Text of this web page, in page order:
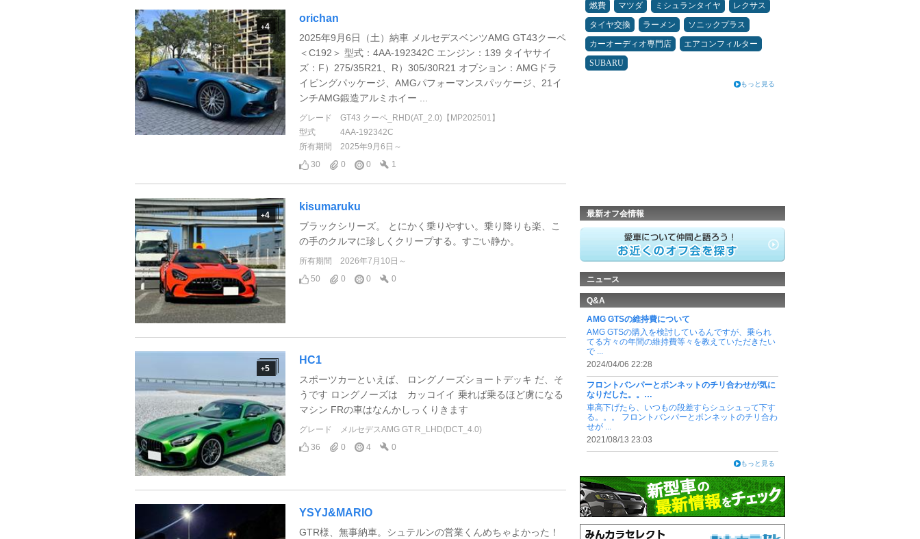
+4
orichan
2025年9月6日（土）納車 メルセデスベンツAMG GT43クーペ
＜C192＞ 型式：4AA-192342C エンジン：139 タイヤサイ
ズ：F）275/35R21、R）305/30R21 オプション：AMGドラ
イビングパッケージ、AMGパフォーマンスパッケージ、21イ
ンチAMG鍛造アルミホイー ...
グレード
GT43 クーペ_RHD(AT_2.0)【MP202501】
型式
4AA-192342C
所有期間
2025年9月6日～
30
0 0 1
+4
kisumaruku
ブラックシリーズ。 とにかく乗りやすい。乗り降りも楽、こ
の手のクルマに珍しくクリープする。すごい静か。
所有期間
2026年7月10日～
50
0 0 0
+5
HC1
スポーツカーといえば、 ロングノーズショートデッキ だ、そ
うです ロングノーズは カッコイイ 乗れば乗るほど虜になる
マシン FRの車はなんかしっくりきます
グレード
メルセデスAMG GT R_LHD(DCT_4.0)
36
0 4 0
YSYJ&MARIO
GTR様、無事納車。シュテルンの営業くんめちゃよかった！
燃費
マツダ ミシュランタイヤ
レクサス
タイヤ交換
ラーメン
ソニックプラス
カーオーディオ専門店
エアコンフィルター
SUBARU
もっと見る
最新オフ会情報
ニュース
Q&A
AMG GTSの維持費について
AMG GTSの購入を検討しているんですが、乗られ
てる方々の年間の維持費等々を教えていただきたい
で ...
2024/04/06 22:28
フロントバンパーとボンネットのチリ合わせが気に
なりだした。。…
車高下げたら、いつもの段差すらシュシュって下す
る。。。 フロントバンパーとボンネットのチリ合わ
せが ...
2021/08/13 23:03
もっと見る